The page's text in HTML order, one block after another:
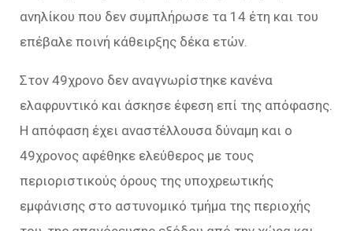
ανηλίκου που δεν συμπλήρωσε τα 14 έτη και του
επέβαλε ποινή κάθειρξης δέκα ετών.
Στον 49χρονο δεν αναγνωρίστηκε κανένα
ελαφρυντικό και άσκησε έφεση επί της απόφασης.
Η απόφαση έχει αναστέλλουσα δύναμη και ο
49χρονος αφέθηκε ελεύθερος με τους
περιοριστικούς όρους της υποχρεωτικής
εμφάνισης στο αστυνομικό τμήμα της περιοχής